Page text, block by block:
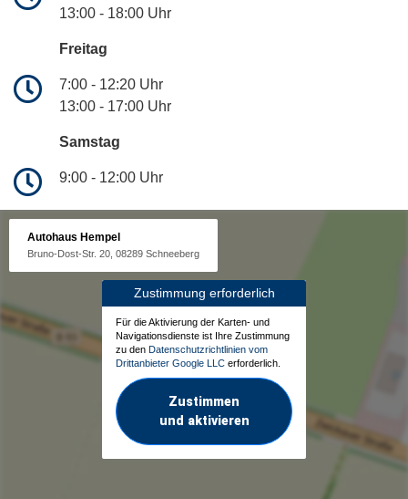
13:00 - 18:00 Uhr
Freitag
7:00 - 12:20 Uhr
13:00 - 17:00 Uhr
Samstag
9:00 - 12:00 Uhr
Autohaus Hempel
Bruno-Dost-Str. 20, 08289 Schneeberg
Zustimmung erforderlich
Für die Aktivierung der Karten- und
Navigationsdienste ist Ihre Zustimmung
zu den Datenschutzrichtlinien vom
Drittanbieter Google LLC erforderlich.
Zustimmen
und aktivieren